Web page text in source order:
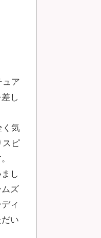
ュア
し
く気
スピ
し
ズ
ィ
い